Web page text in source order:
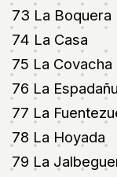
73 La Boquera
74 La Casa
75 La Covacha
76 La
77 La
78 La Hoyada
79 La